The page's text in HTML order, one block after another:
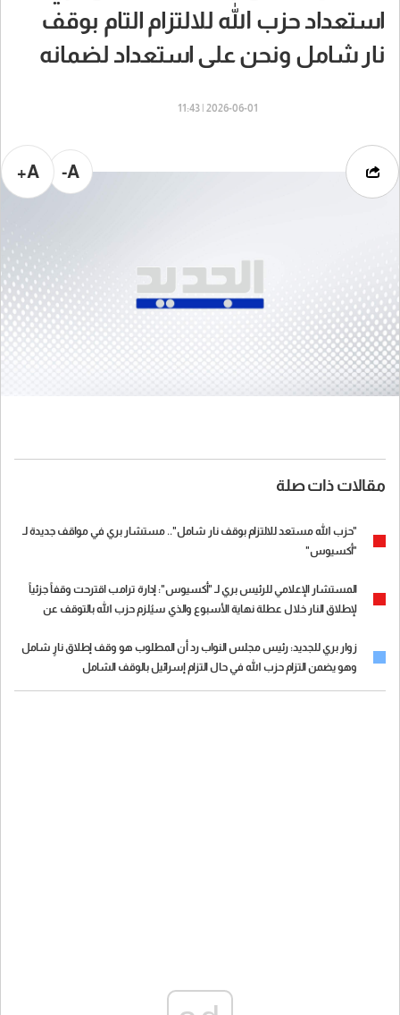
استعداد حزب الله للالتزام التام بوقف
نار شامل ونحن على استعداد لضمانه
2026-06-01 | 11:43
A-
A+
مقالات ذات صلة
"حزب الله مستعد للالتزام بوقف نار شامل".. مستشار بري في مواقف جديدة لـ
"أكسيوس"
المستشار الإعلامي للرئيس بري لـ "أكسيوس": إدارة ترامب اقترحت وقفاً جزئياً
لإطلاق النار خلال عطلة نهاية الأسبوع والذي سيُلزم حزب الله بالتوقف عن
زوار بري للجديد: رئيس مجلس النواب رد أن المطلوب هو وقف إطلاق نارٍ شامل
وهو يضمن التزام حزب الله في حال التزام إسرائيل بالوقف الشامل